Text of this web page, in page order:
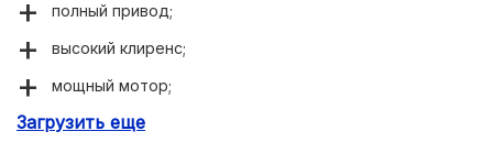
полный привод;
высокий клиренс;
мощный мотор;
просторный багажник.
Загрузить еще